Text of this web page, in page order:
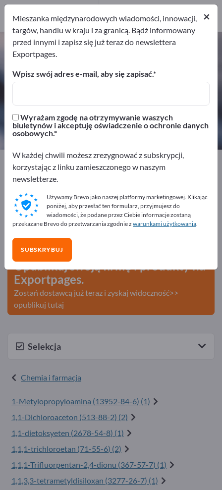
Chemikalia nieorganiczne – znajdź
producentów i dostawców
Dystrybutorów
8
Dystrybutorów
8
Exportpages
Chemia i farmacja
Chemikalia nieorganiczne
Reklamuj się bezpłatnie w serwisie
Exportpages!
Szukaj – Oferty – Towary używane – Kontakty biznesowe
>> zacznij tutaj
Opublikuj swoją firmę i produkty na
Exportpages.
Zostań dostawcą już teraz i zyskaj widoczność>>
opublikuj tutaj
Selekcja
Chemia i farmacja
1-Metylopropyloamina (13952-84-6) (1)
1,1-Dichloroaceton (513-88-2) (2)
1,1-dietoksyeten (2678-54-8) (1)
1,1,1-trichloroetan (71-55-6) (2)
1,1,1-Trifluorpentan-2,4-dionu (367-57-7) (1)
1,1,3,3-tetrametyldisiloxan (3277-26-7) (1)
×
Mieszanka międzynarodowych wiadomości, innowacji,
targów, handlu w kraju i za granicą. Bądź informowany
przed innymi i zapisz się już teraz do newslettera
Exportpages.
Wpisz swój adres e-mail, aby się zapisać.
Wyrażam zgodę na otrzymywanie waszych
biuletynów i akceptuję oświadczenie o ochronie danych
osobowych.
W każdej chwili możesz zrezygnować z subskrypcji,
korzystając z linku zamieszczonego w naszym
newsletterze.
Używamy Brevo jako naszej platformy marketingowej. Klikając
poniżej, aby przesłać ten formularz, przyjmujesz do
wiadomości, że podane przez Ciebie informacje zostaną
przekazane Brevo do przetwarzania zgodnie z warunkami użytkowania.
SUBSKRYBUJ